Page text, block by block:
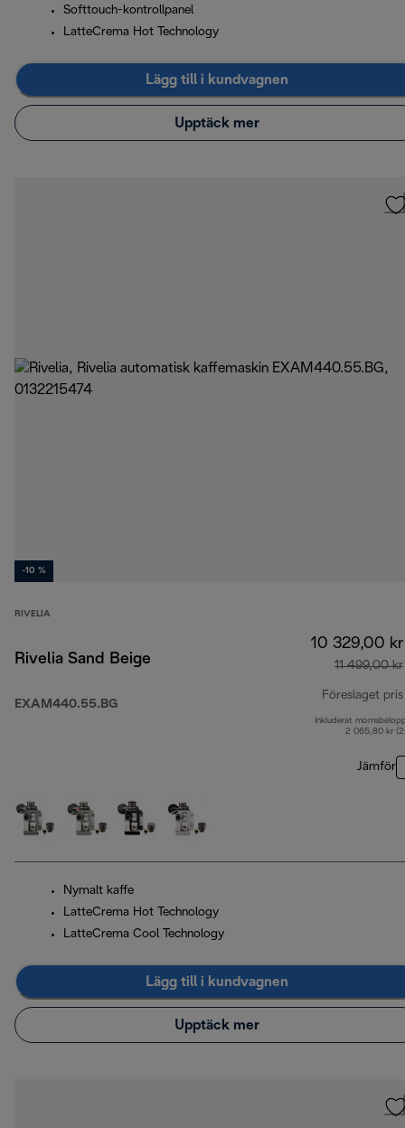
Softtouch-kontrollpanel
LatteCrema Hot Technology
Lägg till i kundvagnen
Upptäck mer
-10 %
RIVELIA
Rivelia Sand Beige
EXAM440.55.BG
10 329,00 kr
11 499,00 kr
Föreslaget pris
Inkluderat
2 065,80 kr
Jämför
Nymalt kaffe
LatteCrema Hot Technology
LatteCrema Cool Technology
Lägg till i kundvagnen
Upptäck mer